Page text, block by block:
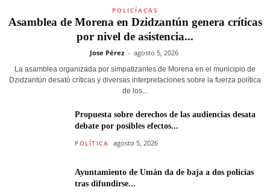
POLICÍACAS
Asamblea de Morena en Dzidzantún genera críticas
por nivel de asistencia...
Jose Pérez - agosto 5, 2026
La asamblea organizada por simpatizantes de Morena en el municipio de
Dzidzantún desató críticas y diversas interpretaciones sobre la fuerza política
de los...
Propuesta sobre derechos de las audiencias desata
debate por posibles efectos...
POLÍTICA agosto 5, 2026
Ayuntamiento de Umán da de baja a dos policías
tras difundirse...